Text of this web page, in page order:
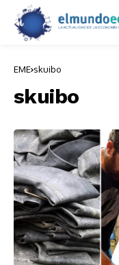
EME skuibo
skuibo